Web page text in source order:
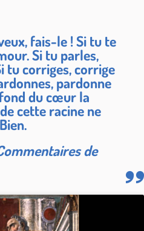
fais-le ! Si tu te
Si tu parles,
tu corriges, corrige
pardonne
du cœur la
cette racine ne
de